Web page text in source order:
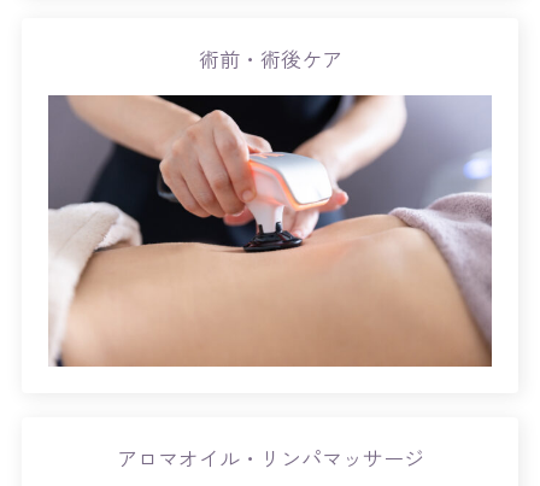
術前・術後ケア
アロマオイル・リンパマッサージ